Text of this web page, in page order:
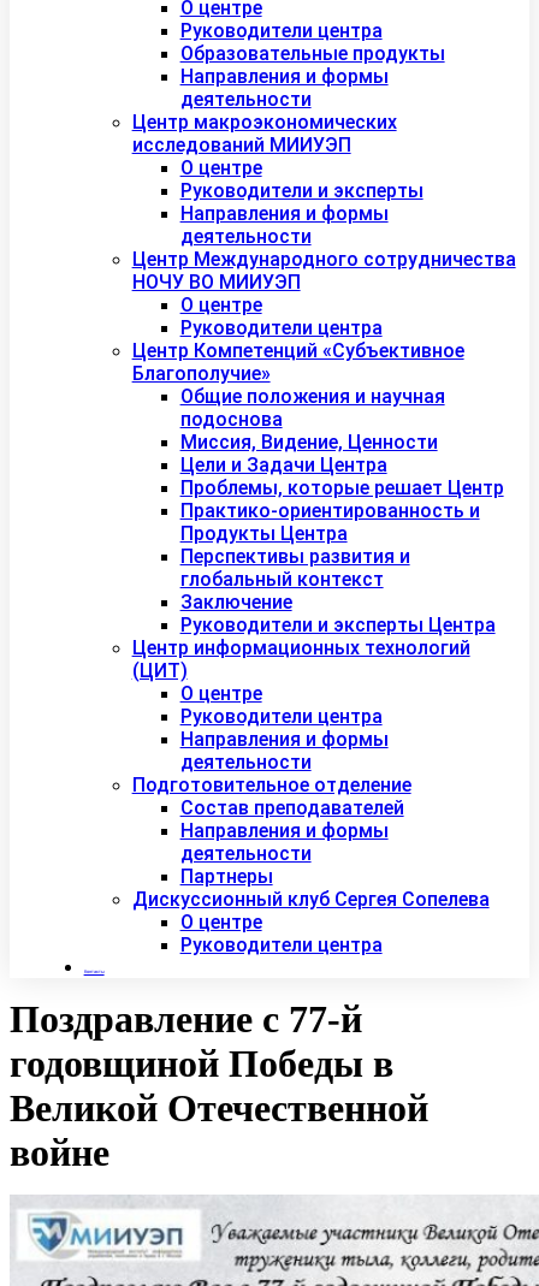
О центре
Руководители центра
Образовательные продукты
Направления и формы
деятельности
Центр макроэкономических
исследований МИИУЭП
О центре
Руководители и эксперты
Направления и формы
деятельности
Центр Международного сотрудничества
НОЧУ ВО МИИУЭП
О центре
Руководители центра
Центр Компетенций «Субъективное
Благополучие»
Общие положения и научная
подоснова
Миссия, Видение, Ценности
Цели и Задачи Центра
Проблемы, которые решает Центр
Практико-ориентированность и
Продукты Центра
Перспективы развития и
глобальный контекст
Заключение
Руководители и эксперты Центра
Центр информационных технологий
(ЦИТ)
О центре
Руководители центра
Направления и формы
деятельности
Подготовительное отделение
Состав преподавателей
Направления и формы
деятельности
Партнеры
Дискуссионный клуб Сергея Сопелева
О центре
Руководители центра
Контакты
Поздравление с 77-й
годовщиной Победы в
Великой Отечественной
войне